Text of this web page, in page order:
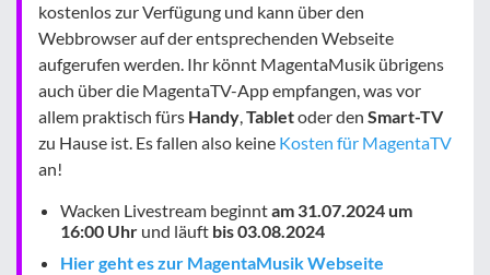
kostenlos zur Verfügung und kann über den
Webbrowser auf der entsprechenden Webseite
aufgerufen werden. Ihr könnt MagentaMusik übrigens
auch über die MagentaTV-App empfangen, was vor
allem praktisch fürs Handy,Tabletoder den Smart-TV
zu Hause ist. Es fallen also keine Kosten für MagentaTV
an!
Wacken Livestream beginntam 31.07.2024 um
16:00 Uhr und läuft bis 03.08.2024
Hier geht es zur MagentaMusik Webseite